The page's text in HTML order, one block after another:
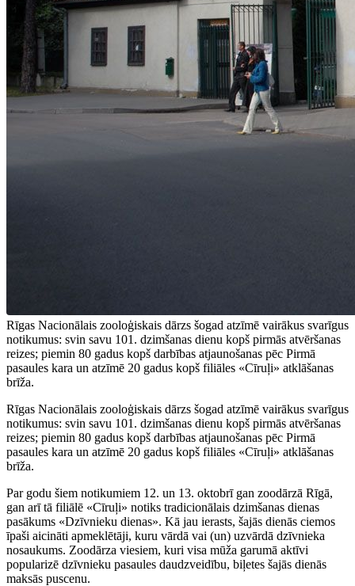
Rīgas Nacionālais zooloģiskais dārzs šogad atzīmē vairākus svarīgus
notikumus: svin savu 101. dzimšanas dienu kopš pirmās atvēršanas
reizes; piemin 80 gadus kopš darbības atjaunošanas pēc Pirmā
pasaules kara un atzīmē 20 gadus kopš filiāles «Cīruļi» atklāšanas
brīža.
Rīgas Nacionālais zooloģiskais dārzs šogad atzīmē vairākus svarīgus
notikumus: svin savu 101. dzimšanas dienu kopš pirmās atvēršanas
reizes; piemin 80 gadus kopš darbības atjaunošanas pēc Pirmā
pasaules kara un atzīmē 20 gadus kopš filiāles «Cīruļi» atklāšanas
brīža.
Par godu šiem notikumiem 12. un 13. oktobrī gan zoodārzā Rīgā,
gan arī tā filiālē «Cīruļi» notiks tradicionālais dzimšanas dienas
pasākums «Dzīvnieku dienas». Kā jau ierasts, šajās dienās ciemos
īpaši aicināti apmeklētāji, kuru vārdā vai (un) uzvārdā dzīvnieka
nosaukums. Zoodārza viesiem, kuri visa mūža garumā aktīvi
popularizē dzīvnieku pasaules daudzveidību, biļetes šajās dienās
maksās puscenu.